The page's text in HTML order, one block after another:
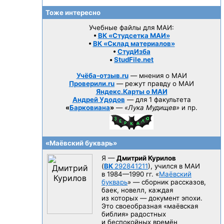
Тоже интересно
Учебные файлы для МАИ:
• ВК «Студсетка МАИ»
• ВК «Склад материалов»
• СтудИзба
• StudFile.net
Учёба-отзыв.ru— мнения о МАИ
Проверили.ru — режут правду о МАИ
Яндекс.Карты о МАИ
Андрей Удодов — для 1 факультета
«Барковиана» — «Лука Мудищев» и пр.
«Маёвский букварь»
Я —Дмитрий Курилов
(ВК 292841211), учился в МАИ
в 1984—1990 гг. «Маёвский
букварь» — сборник рассказов,
баек, новелл, каждая
из которых — документ эпохи.
Это своеобразная «маёвская
библия» радостных
и беспокойных времён